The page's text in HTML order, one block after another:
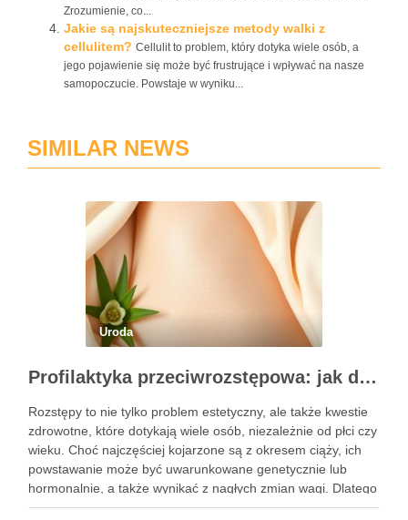
Zrozumienie, co...
Jakie są najskuteczniejsze metody walki z
cellulitem? Cellulit to problem, który dotyka wiele osób, a
jego pojawienie się może być frustrujące i wpływać na nasze
samopoczucie. Powstaje w wyniku...
SIMILAR NEWS
Uroda
Profilaktyka przeciwrozstępowa: jak dbać o skórę skutecznie?
Rozstępy to nie tylko problem estetyczny, ale także kwestie
zdrowotne, które dotykają wiele osób, niezależnie od płci czy
wieku. Choć najczęściej kojarzone są z okresem ciąży, ich
powstawanie może być uwarunkowane genetycznie lub
hormonalnie, a także wynikać z nagłych zmian wagi. Dlatego
kluczowe jest, aby już od najmłodszych lat zadbać …